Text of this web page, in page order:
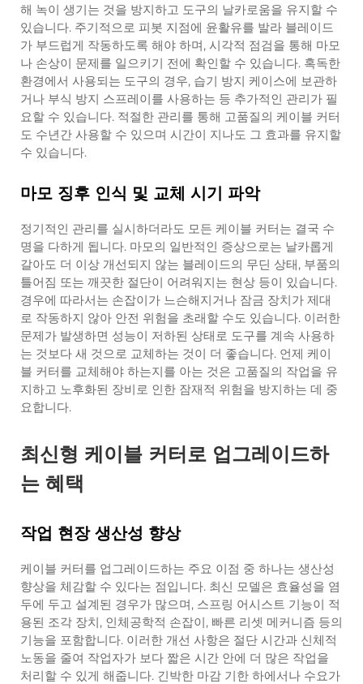
해 녹이 생기는 것을 방지하고 도구의 날카로움을 유지할 수
있습니다. 주기적으로 피봇 지점에 윤활유를 발라 블레이드
가 부드럽게 작동하도록 해야 하며, 시각적 점검을 통해 마모
나 손상이 문제를 일으키기 전에 확인할 수 있습니다. 혹독한
환경에서 사용되는 도구의 경우, 습기 방지 케이스에 보관하
거나 부식 방지 스프레이를 사용하는 등 추가적인 관리가 필
요할 수 있습니다. 적절한 관리를 통해 고품질의 케이블 커터
도 수년간 사용할 수 있으며 시간이 지나도 그 효과를 유지할
수 있습니다.
마모 징후 인식 및 교체 시기 파악
정기적인 관리를 실시하더라도 모든 케이블 커터는 결국 수
명을 다하게 됩니다. 마모의 일반적인 증상으로는 날카롭게
갈아도 더 이상 개선되지 않는 블레이드의 무딘 상태, 부품의
틀어짐 또는 깨끗한 절단이 어려워지는 현상 등이 있습니다.
경우에 따라서는 손잡이가 느슨해지거나 잠금 장치가 제대
로 작동하지 않아 안전 위험을 초래할 수도 있습니다. 이러한
문제가 발생하면 성능이 저하된 상태로 도구를 계속 사용하
는 것보다 새 것으로 교체하는 것이 더 좋습니다. 언제 케이
블 커터를 교체해야 하는지를 아는 것은 고품질의 작업을 유
지하고 노후화된 장비로 인한 잠재적 위험을 방지하는 데 중
요합니다.
최신형 케이블 커터로 업그레이드하
는 혜택
작업 현장 생산성 향상
케이블 커터를 업그레이드하는 주요 이점 중 하나는 생산성
향상을 체감할 수 있다는 점입니다. 최신 모델은 효율성을 염
두에 두고 설계된 경우가 많으며, 스프링 어시스트 기능이 적
용된 조각 장치, 인체공학적 손잡이, 빠른 리셋 메커니즘 등의
기능을 포함합니다. 이러한 개선 사항은 절단 시간과 신체적
노동을 줄여 작업자가 보다 짧은 시간 안에 더 많은 작업을
처리할 수 있게 해줍니다. 긴박한 마감 기한 하에서나 수요가